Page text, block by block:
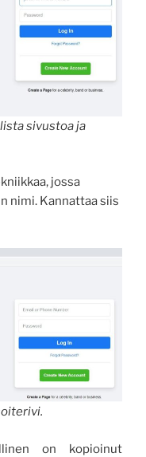
sivustoa ja
jossa
nimi. Kannattaa siis
on kopioinut